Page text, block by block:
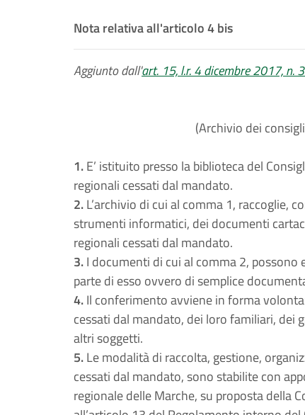
Nota relativa all'articolo 4 bis
Aggiunto dall'art. 15, l.r. 4 dicembre 2017, n.
(Archivio dei
1.E’ istituito presso la biblioteca del
regionali cessati dal mandato.
2.L’archivio di cui al comma 1, raccoglie,
strumenti informatici, dei documenti
regionali cessati dal mandato.
3.I documenti di cui al comma 2,
parte di esso ovvero di semplice
4.Il conferimento avviene in forma
cessati dal mandato, dei loro familiari, dei
altri soggetti.
5.Le modalità di raccolta, gestione,
cessati dal mandato, sono stabilite con
regionale delle Marche, su proposta della